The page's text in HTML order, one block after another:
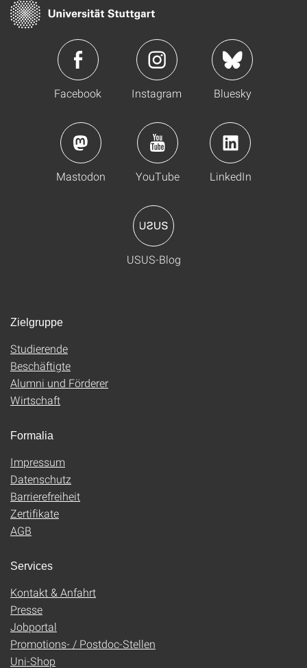
Facebook Instagram Bluesky
Mastodon YouTube LinkedIn
USUS-Blog
Zielgruppe
Studierende
Beschäftigte
Alumni und Förderer
Wirtschaft
Formalia
Impressum
Datenschutz
Barrierefreiheit
Zertifikate
AGB
Services
Kontakt & Anfahrt
Presse
Jobportal
Promotions- / Postdoc-Stellen
Uni-Shop